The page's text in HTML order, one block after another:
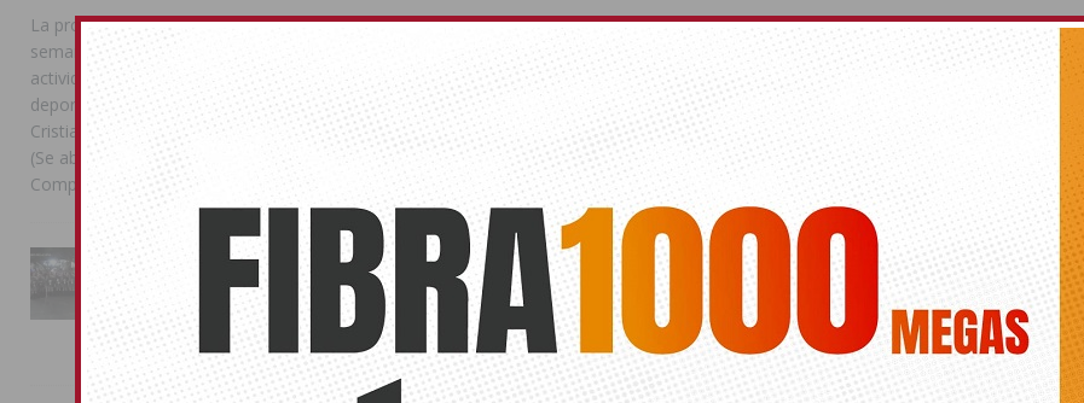
No related posts.
GIMNASIA RÍTMICA NACIONAL CAMPUS
ANTERIOR
La Escuela de Música de
Guardamar acoge ‘Clarinetu2’
Pilar de la Horadada acoge una
muestra de bonsáis
La programación reunió durante más de una
semana actos institucionales, conciertos,
actividades familiares, competiciones
deportivas y las celebraciones de Moros y
Cristianos Compártelo: Comparte en Facebook
(Se abre en una ventana nueva) Facebook
Compartir en
La Entrada Cristiana llena de
esplendor las calles de
Almoradí en una multitudinaria
jornada festera
02/08/2026